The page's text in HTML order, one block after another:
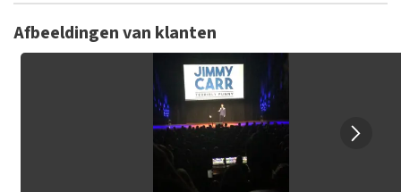
niet mogelijk om een review achter te laten als je geen
tickets hebt aangeschaft bij TopTicketShop. Reviews met
grof taalgebruik en/of onwaarheden worden niet geplaatst.
Het kan enkele weken duren voordat een review wordt
Afbeeldingen van klanten